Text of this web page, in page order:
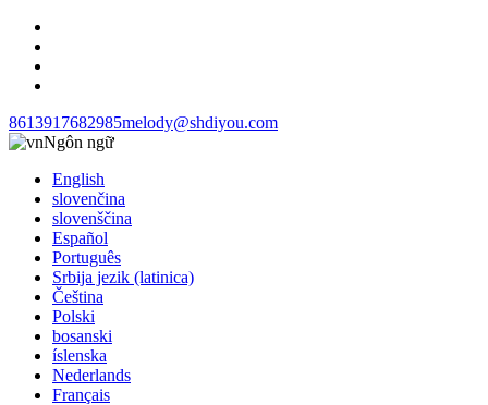
8613917682985melody@shdiyou.com
Ngôn ngữ
English
slovenčina
slovenščina
Español
Português
Srbija jezik (latinica)
Čeština
Polski
bosanski
íslenska
Nederlands
Français